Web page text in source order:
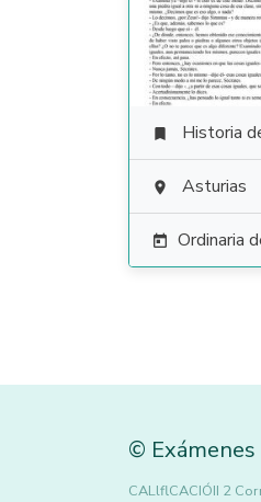
 Historia
 Asturias
 Ordinaria
©
CALlflCACIÓII 2